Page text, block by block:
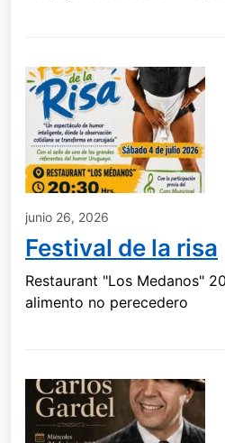
junio 26, 2026
Festival de la risa
Restaurant "Los Medanos"
alimento no perecedero